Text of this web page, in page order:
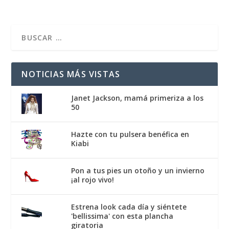
NOTICIAS MÁS VISTAS
Janet Jackson, mamá primeriza a los
50
Hazte con tu pulsera benéfica en
Kiabi
Pon a tus pies un otoño y un invierno
¡al rojo vivo!
Estrena look cada día y siéntete
'bellissima' con esta plancha
giratoria